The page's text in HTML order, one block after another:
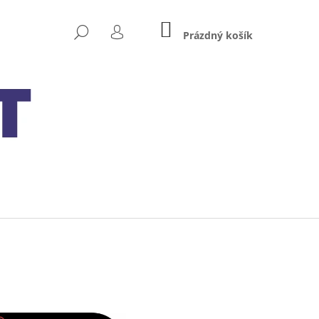
HLEDAT
PŘIHLÁŠENÍ
NÁKUPNÍ
KOŠÍK
Prázdný košík
(ORIGINÁL)